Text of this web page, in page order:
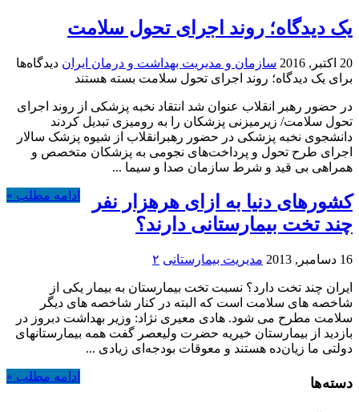
یک دیدگاه؛ روند اجرای تحول سلامت
20 اکتبر, 2016 سازمان و مدیریت بهداشت و درمان ایران دیدگاه‌ها
برای یک دیدگاه؛ روند اجرای تحول سلامت بسته هستند
در حضور رهبر انقلاب عنوان شد انتقاد نخبه پزشکی از روند اجرای
تحول سلامت/ زیرمیزنی پزشکان را به رومیزی تبدیل کردند
دانشجوی نخبه‌ پزشکی در حضور رهبرانقلاب از شیوه پزشک سالار
اجرای طرح تحول و پرداخت‌های نجومی به پزشکان متخصص و
همراهی بی قید و شرط سازمان صدا و سیما ...
ادامه مطلب »
کشورهای دنیا به ازای هرهزار نفر
چند تخت بیمارستانی دارند؟
16 دسامبر, 2013 مدیریت بیمارستانی ۲
ایران چند تخت دارد؟ نسبت تخت بیمارستان به بیمار یکی از
شاخصه های سلامت است که البته در کنار شاخصه های دیگر
سلامت مطرح می شود. هادی معیری نژاد: وزیر بهداشت دبروز در
بازدید از بیمارستان خیریه حضرت ولیعصر گفت همه بیمارستانهای
دولتی ما زیان‌ده هستند و معوقات بودجه‌ای زیادی ...
ادامه مطلب » دسته‌ها